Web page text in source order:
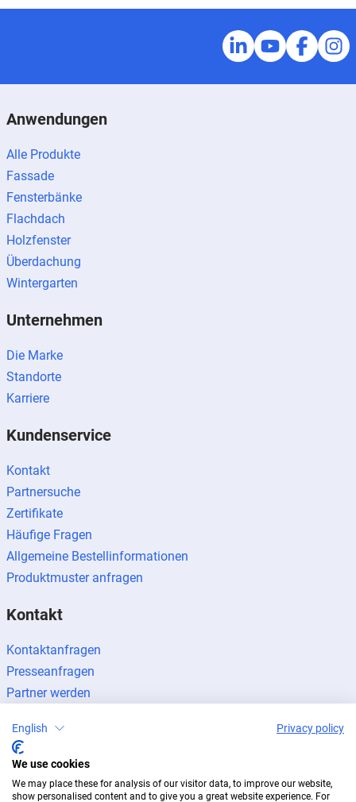
Anwendungen
Alle Produkte
Fassade
Fensterbänke
Flachdach
Holzfenster
Überdachung
Wintergarten
Unternehmen
Die Marke
Standorte
Karriere
Kundenservice
Kontakt
Partnersuche
Zertifikate
Häufige Fragen
Allgemeine Bestellinformationen
Produktmuster anfragen
Kontakt
Kontaktanfragen
Presseanfragen
Partner werden
ImpressumDatenschutzNewsletter
English Privacy policy
We use cookies
We may place these for analysis of our visitor data, to improve our website,
show personalised content and to give you a great website experience. For